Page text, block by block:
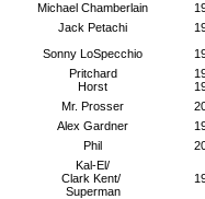
Michael Chamberlain
Jack Petachi
Sonny LoSpecchio
Pritchard
Horst
Mr. Prosser
Alex Gardner
Phil
Kal-El/
Clark Kent/
Superman